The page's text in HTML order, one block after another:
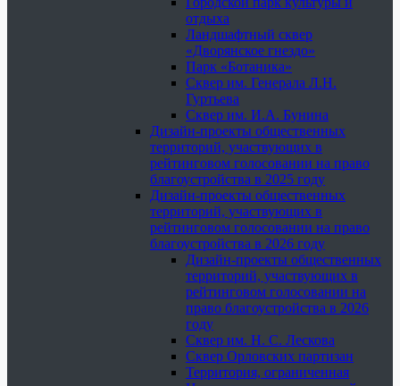
отдыха
Ландшафтный сквер
«Дворянское гнездо»
Парк «Ботаника»
Сквер им. Генерала Л.Н.
Гуртьева
Сквер им. И.А. Бунина
Дизайн-проекты общественных
территорий, участвующих в
рейтинговом голосовании на право
благоустройства в 2025 году
Дизайн-проекты общественных
территорий, участвующих в
рейтинговом голосовании на право
благоустройства в 2026 году
Дизайн-проекты общественных
территорий, участвующих в
рейтинговом голосовании на
право благоустройства в 2026
году
Сквер им. Н. С. Лескова
Сквер Орловских партизан
Территория, ограниченная